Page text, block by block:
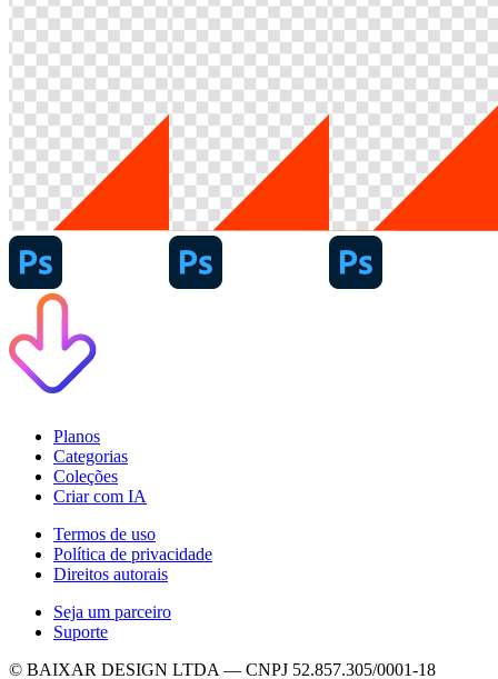
Planos
Categorias
Coleções
Criar com IA
Termos de uso
Política de privacidade
Direitos autorais
Seja um parceiro
Suporte
© BAIXAR DESIGN LTDA — CNPJ 52.857.305/0001-18